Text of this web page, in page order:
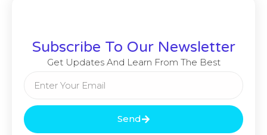
Subscribe To Our Newsletter
Get Updates And Learn From The Best
Send